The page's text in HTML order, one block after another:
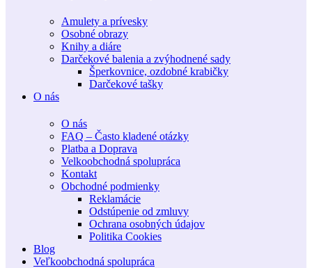
Amulety a prívesky
Osobné obrazy
Knihy a diáre
Darčekové balenia a zvýhodnené sady
Šperkovnice, ozdobné krabičky
Darčekové tašky
O nás
O nás
FAQ – Často kladené otázky
Platba a Doprava
Velkoobchodná spolupráca
Kontakt
Obchodné podmienky
Reklamácie
Odstúpenie od zmluvy
Ochrana osobných údajov
Politika Cookies
Blog
Veľkoobchodná spolupráca